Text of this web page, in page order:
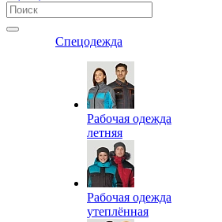
Спецодежда
Рабочая одежда
летняя
Рабочая одежда
утеплённая